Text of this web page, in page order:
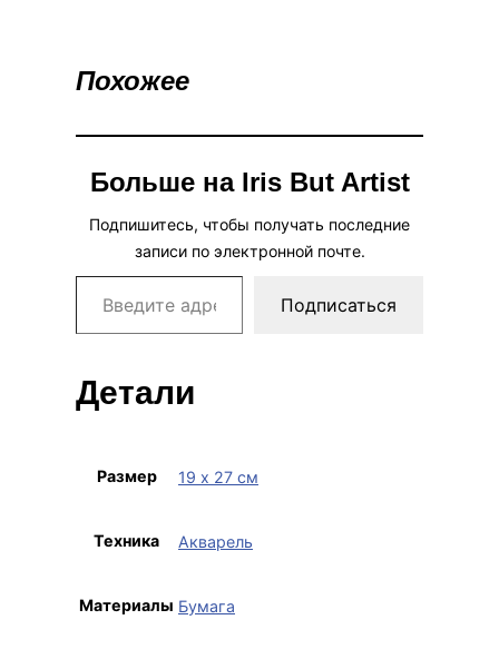
Похожее
Больше на Iris But Artist
Подпишитесь, чтобы получать последние
записи по электронной почте.
Введите адрес электронной почты…
Подписаться
Детали
Размер 19 х 27 см
Техника Акварель
Материалы Бумага